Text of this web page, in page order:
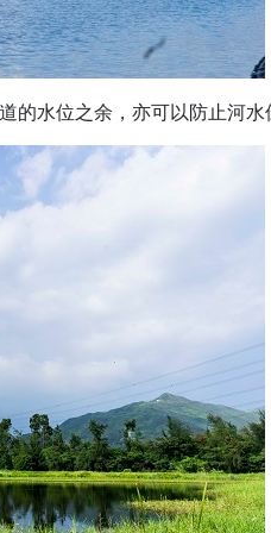
的水位之余，亦可以防止河水